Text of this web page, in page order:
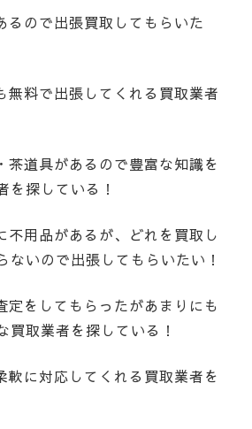
るので出張買取してもらいた
無料で出張してくれる買取業者
茶道具があるので豊富な知識を
を探している！
不用品があるが、どれを買取し
ないので出張してもらいたい！
定をしてもらったがあまりにも
買取業者を探している！
軟に対応してくれる買取業者を